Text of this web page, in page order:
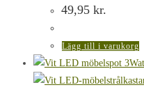
49,95 kr.
Lägg till i varukorg